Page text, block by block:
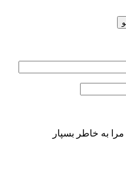
مرا به خاطر بسپار